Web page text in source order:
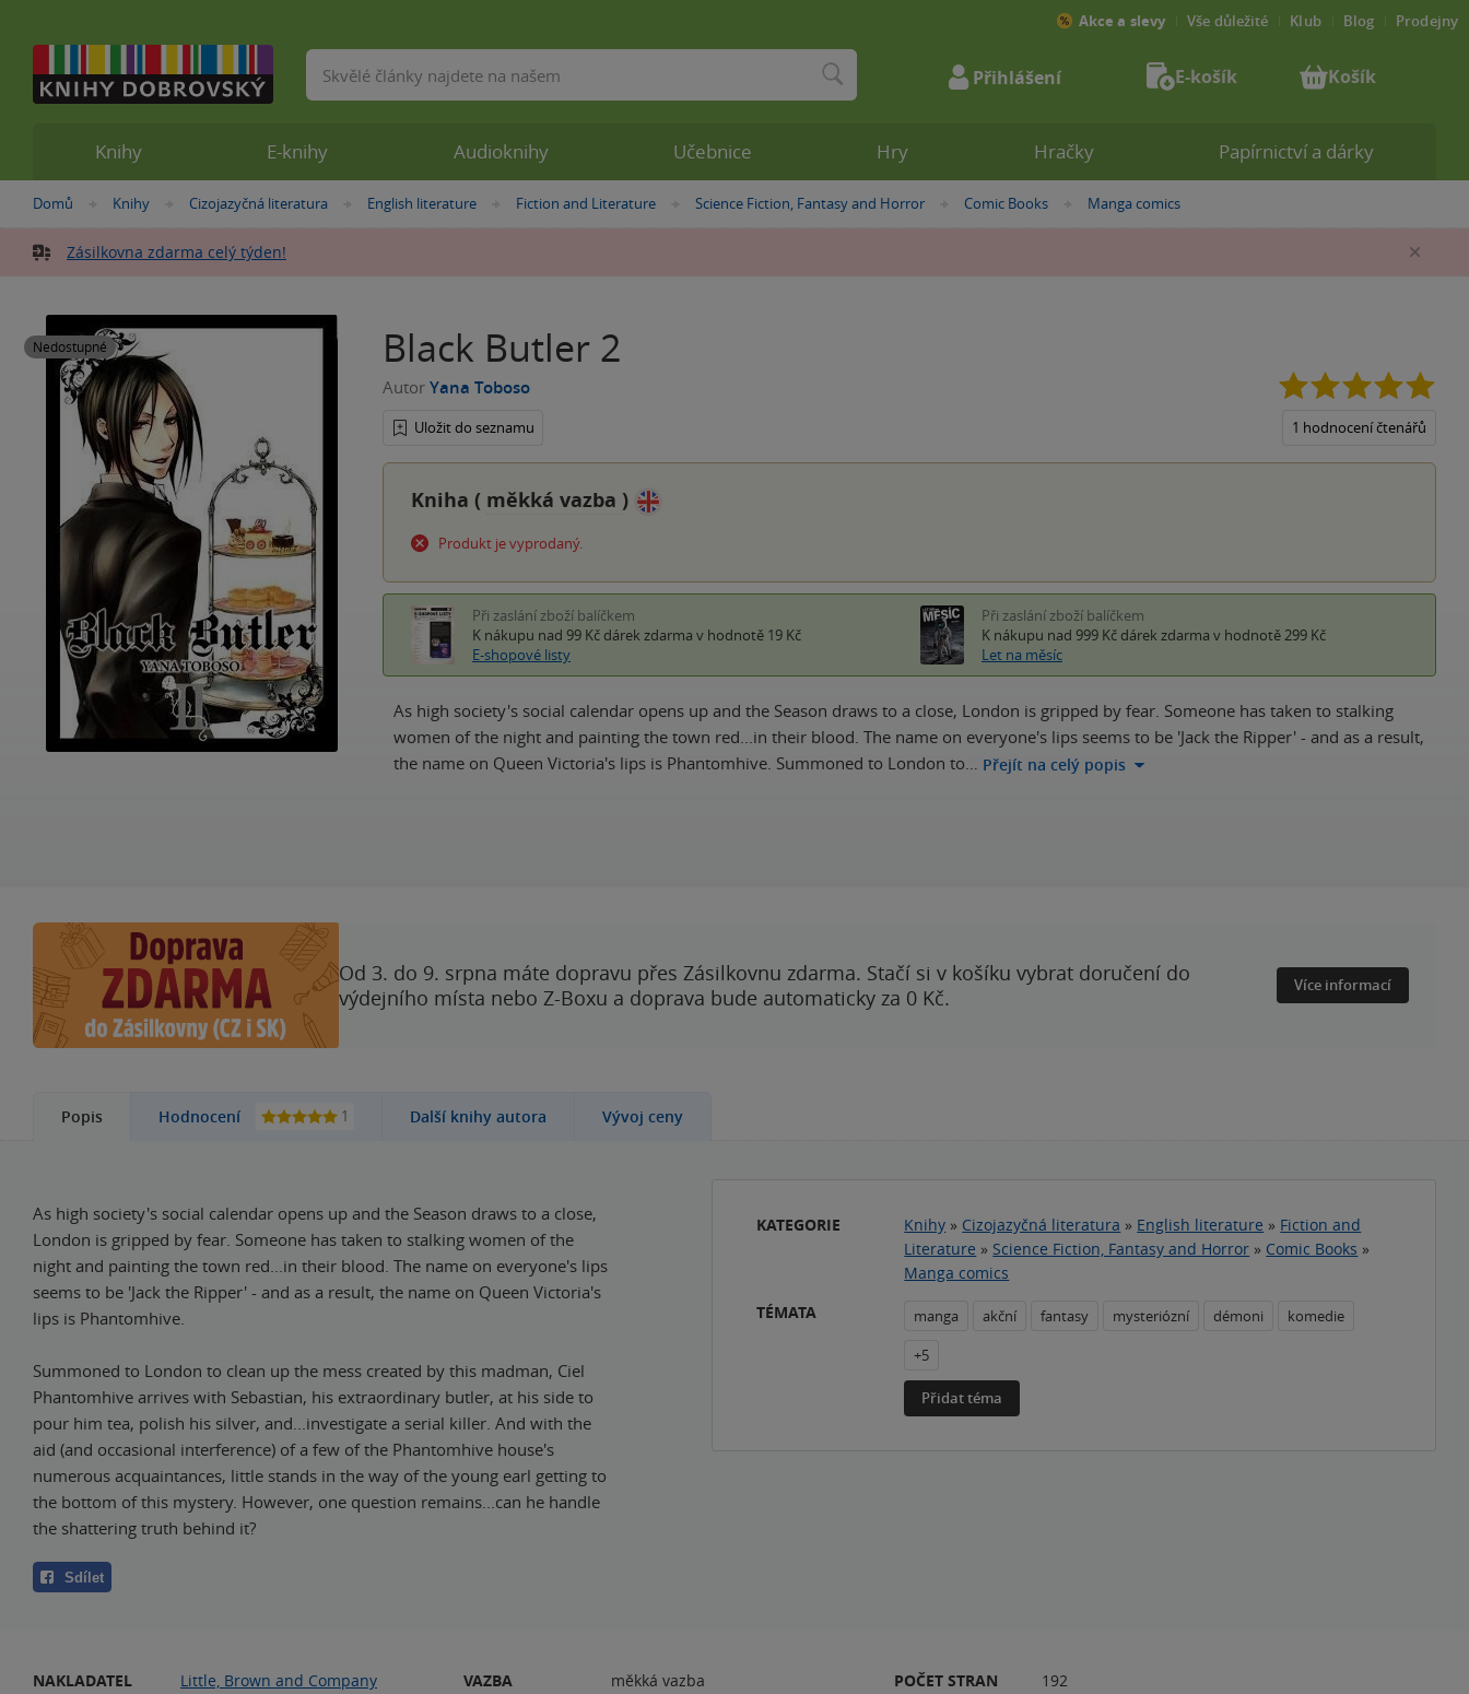
Nacházíte
zde:
Domů »
Knihy »
Cizojazyčná literatura »
English literature »Fiction and Literature »
Science Fiction, Fantasy and Horror »
Comic Books »
Manga comics
Zásilkovna zdarma celý týden!
Nedostupné Black Butler 2
Autor Yana Toboso
Uložit do seznamu 1 hodnocení čtenářů
Kniha ( měkká vazba )
Produkt je vyprodaný.
Při zaslání zboží balíčkem
K nákupu nad 99 Kč dárek zdarma v hodnotě 19 Kč
E-shopové listy
Při zaslání zboží balíčkem
K nákupu nad 999 Kč dárek zdarma v hodnotě 299 Kč
Let na měsíc
As high society's social calendar opens up and the Season draws to a close, London is gripped by fear. Someone has taken to stalking
women of the night and painting the town red...in their blood. The name on everyone's lips seems to be 'Jack the Ripper' - and as a result,
the name on Queen Victoria's lips is Phantomhive. Summoned to London to… Přejít na celý popis
Od 3. do 9. srpna máte dopravu přes Zásilkovnu zdarma. Stačí si v košíku vybrat doručení do
výdejního místa nebo Z-Boxu a doprava bude automaticky za 0 Kč.
Více informací
Popis Hodnocení 1 Další knihy autora Vývoj ceny
As high society's social calendar opens up and the Season draws to a close,
London is gripped by fear. Someone has taken to stalking women of the
night and painting the town red...in their blood. The name on everyone's lips
seems to be 'Jack the Ripper' - and as a result, the name on Queen Victoria's
lips is Phantomhive.
Summoned to London to clean up the mess created by this madman, Ciel
Phantomhive arrives with Sebastian, his extraordinary butler, at his side to
pour him tea, polish his silver, and...investigate a serial killer. And with the
aid (and occasional interference) of a few of the Phantomhive house's
numerous acquaintances, little stands in the way of the young earl getting to
the bottom of this mystery. However, one question remains...can he handle
the shattering truth behind it?
Sdílet
KATEGORIE Knihy » Cizojazyčná literatura » English literature » Fiction and
Literature » Science Fiction, Fantasy and Horror » Comic Books »
Manga comics
TÉMATA
manga akční fantasy mysteriózní démoni
komedie
+5
Přidat téma
NAKLADATEL
Little, Brown and Company
VAZBA
měkká vazba
POČET STRAN
192
Knihy E-knihy Audioknihy Učebnice Hry Hračky Papírnictví a dárky
Akce a slevy Vše důležité Klub Blog Prodejny
Vyhledávání Přihlášení E-košík Košík